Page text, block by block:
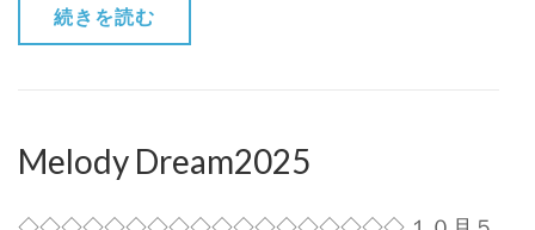
続きを読む
Melody Dream2025